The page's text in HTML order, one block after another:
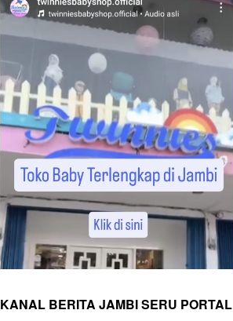
KANAL BERITA JAMBI SERU PORTAL